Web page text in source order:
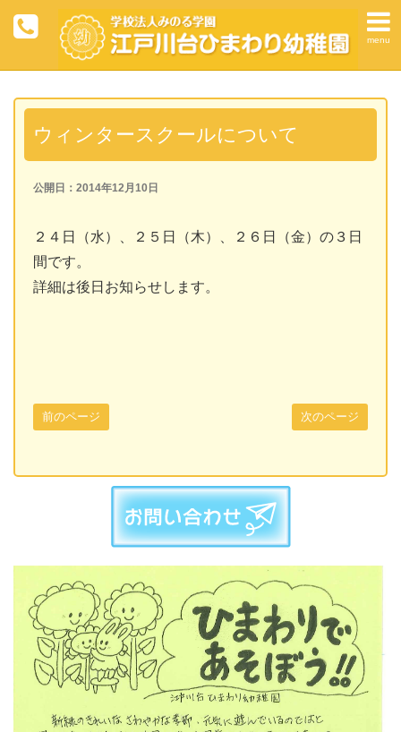
menu
ウィンタースクールについて
公開日：2014年12月10日
２４日（水）、２５日（木）、２６日（金）の３日
間です。
詳細は後日お知らせします。
前のページ 次のページ